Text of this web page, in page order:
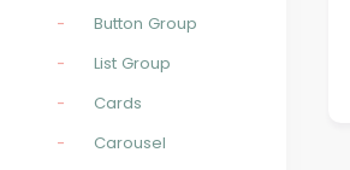
Button Group
List Group
Cards
Carousel